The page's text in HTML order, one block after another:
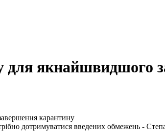
для якнайшвидшого
дотримуватися введених обмежень -